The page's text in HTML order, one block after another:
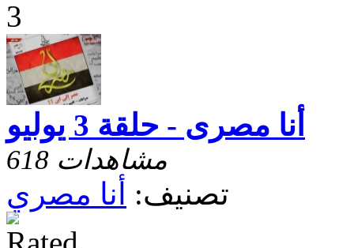
أنا مصرى - حلقة 3 يوليو
618 مشاهدات
تصنيف: أنا مصري